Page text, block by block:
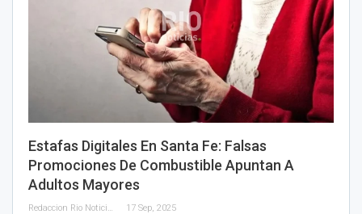
Estafas Digitales En Santa Fe: Falsas
Promociones De Combustible Apuntan A
Adultos Mayores
17 Sep, 2025